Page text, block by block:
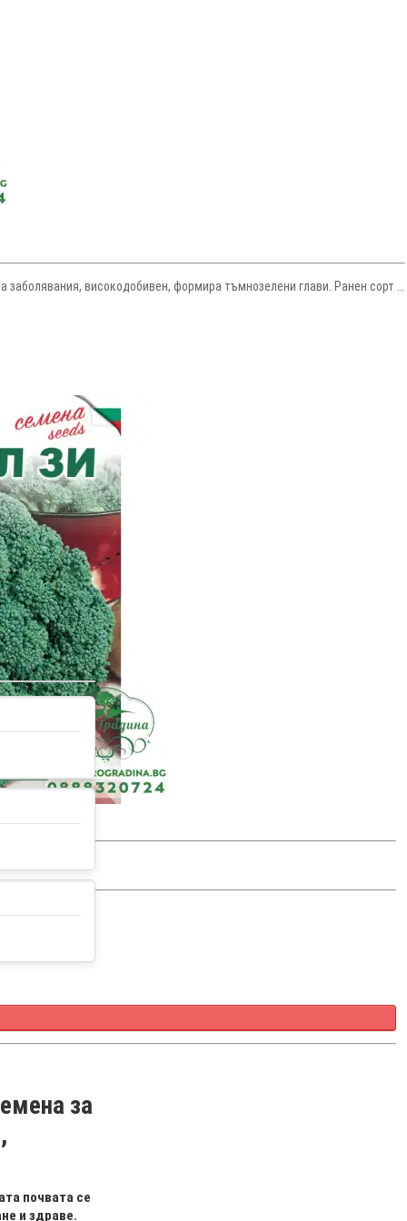
високодобивен, формира тъмнозелени глави. Ранен сорт ...
за
почвата се
и здраве.